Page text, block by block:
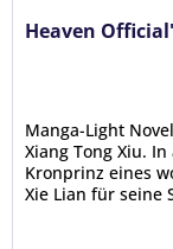
Heaven
Manga-Light
Xiang Tong Xiu.
Kronprinz eines
Xie Lian für seine